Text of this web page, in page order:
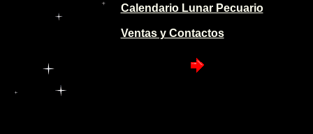
Calendario Lunar Pecuario
Ventas y Contactos